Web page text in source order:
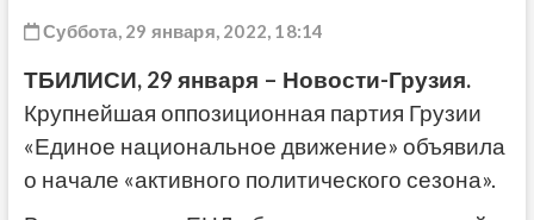
Суббота, 29 января, 2022, 18:14
ТБИЛИСИ, 29 января – Новости-Грузия.
Крупнейшая оппозиционная партия Грузии
«Единое национальное движение» объявила
о начале «активного политического сезона».